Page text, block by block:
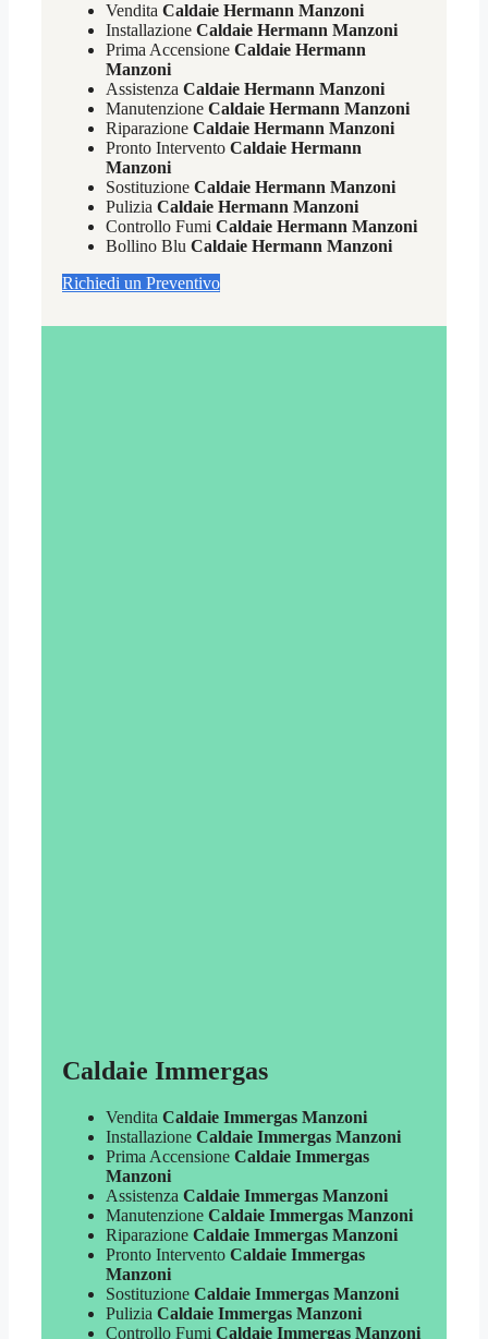
Vendita Caldaie Hermann Manzoni
Installazione Caldaie Hermann Manzoni
Prima Accensione Caldaie Hermann
Manzoni
Assistenza Caldaie Hermann Manzoni
Manutenzione Caldaie Hermann Manzoni
Riparazione Caldaie Hermann Manzoni
Pronto Intervento Caldaie Hermann
Manzoni
Sostituzione Caldaie Hermann Manzoni
Pulizia Caldaie Hermann Manzoni
Controllo Fumi Caldaie Hermann Manzoni
Bollino Blu Caldaie Hermann Manzoni
Richiedi un Preventivo
Caldaie Immergas
Vendita Caldaie Immergas Manzoni
Installazione Caldaie Immergas Manzoni
Prima Accensione Caldaie Immergas
Manzoni
Assistenza Caldaie Immergas Manzoni
Manutenzione Caldaie Immergas Manzoni
Riparazione Caldaie Immergas Manzoni
Pronto Intervento Caldaie Immergas
Manzoni
Sostituzione Caldaie Immergas Manzoni
Pulizia Caldaie Immergas Manzoni
Controllo Fumi Caldaie Immergas Manzoni